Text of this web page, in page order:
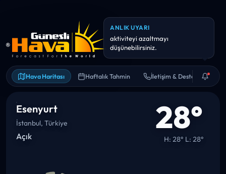
Hava Haritası Haftalık Tahmin İletişim & Destek
Esenyurt
İstanbul, Türkiye
Açık 28°
H: 28° L: 28°